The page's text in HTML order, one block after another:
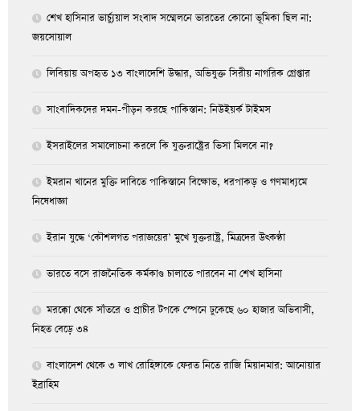
শেখ হাসিনার ভার্চ্যুয়াল সংবাদ সম্মেলনে ভারতের কোনো ভূমিকা ছিল না:
জয়সোয়াল
লিবিয়ায় অপহৃত ১৩ বাংলাদেশি উদ্ধার, অভিযুক্ত সিরীয় নাগরিক গ্রেপ্তার
সাংবাদিকদের দমন-পীড়ন করছে পাকিস্তান: নিউইয়র্ক টাইমস
ইসরাইলের সমালোচনা করলে কি যুক্তরাষ্ট্রের ভিসা মিলবে না?
ইমরান খানের মুক্তি দাবিতে পাকিস্তানে বিক্ষোভ, ধরপাকড় ও গণমাধ্যমে
নিষেধাজ্ঞা
ইরান যুদ্ধে ‘কৌশলগত পরাজয়ের’ মুখে যুক্তরাষ্ট্র, মিত্রদের উৎকণ্ঠা
ভারতে বসে রাজনৈতিক কর্মকাণ্ড চালাতে পারবেন না শেখ হাসিনা
মরক্কো থেকে সাঁতরে ও প্রাচীর টপকে স্পেনে ঢুকেছে ৬০ হাজার অভিবাসী,
নিহত বেড়ে ৩৪
বাংলাদেশ থেকে ৩ লাখ রোহিঙ্গাকে ফেরত নিতে রাজি মিয়ানমার: আনোয়ার
ইব্রাহিম